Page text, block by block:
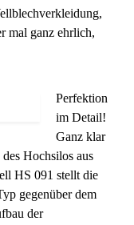
mal ganz ehrlich,
Perfektion
im Detail!
Ganz klar
Hochsilos aus
HS 091 stellt die
gegenüber dem
der